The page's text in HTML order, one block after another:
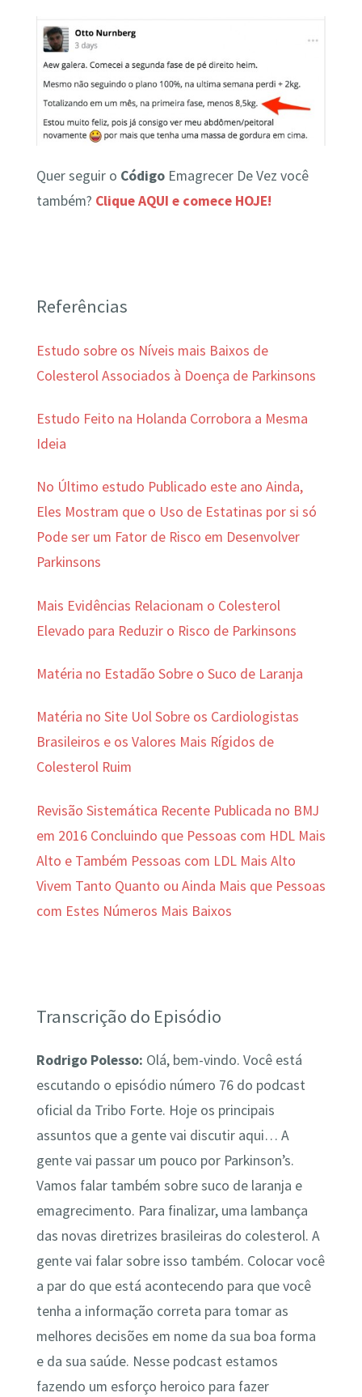
Quer seguir o CódigoEmagrecer De Vez você
também? Clique AQUI e comece HOJE!
Referências
Estudo sobre os Níveis mais Baixos de
Colesterol Associados à Doença de Parkinsons
Estudo Feito na Holanda Corrobora a Mesma
Ideia
No Último estudo Publicado este ano Ainda,
Eles Mostram que o Uso de Estatinas por si só
Pode ser um Fator de Risco em Desenvolver
Parkinsons
Mais Evidências Relacionam o Colesterol
Elevado para Reduzir o Risco de Parkinsons
Matéria no Estadão Sobre o Suco de Laranja
Matéria no Site Uol Sobre os Cardiologistas
Brasileiros e os Valores Mais Rígidos de
Colesterol Ruim
Revisão Sistemática Recente Publicada no BMJ
em 2016 Concluindo que Pessoas com HDL Mais
Alto e Também Pessoas com LDL Mais Alto
Vivem Tanto Quanto ou Ainda Mais que Pessoas
com Estes Números Mais Baixos
Transcrição do Episódio
Rodrigo Polesso: Olá, bem-vindo. Você está
escutando o episódio número 76 do podcast
oficial da Tribo Forte. Hoje os principais
assuntos que a gente vai discutir aqui… A
gente vai passar um pouco por Parkinson’s.
Vamos falar também sobre suco de laranja e
emagrecimento. Para finalizar, uma lambança
das novas diretrizes brasileiras do colesterol. A
gente vai falar sobre isso também. Colocar você
a par do que está acontecendo para que você
tenha a informação correta para tomar as
melhores decisões em nome da sua boa forma
e da sua saúde. Nesse podcast estamos
fazendo um esforço heroico para fazer